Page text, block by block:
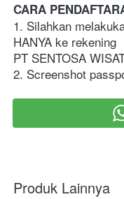
CARA
1. Silahkan
HANYA ke rekening
PT SENTOSA
2. Screenshot
`
Produk Lainnya